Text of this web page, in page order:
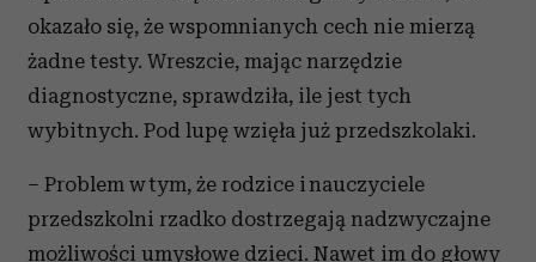
okazało się, że wspomnianych cech nie mierzą
żadne testy. Wreszcie, mając narzędzie
diagnostyczne, sprawdziła, ile jest tych
wybitnych. Pod lupę wzięła już przedszkolaki.
– Problem w tym, że rodzice i nauczyciele
przedszkolni rzadko dostrzegają nadzwyczajne
możliwości umysłowe dzieci. Nawet im do głowy